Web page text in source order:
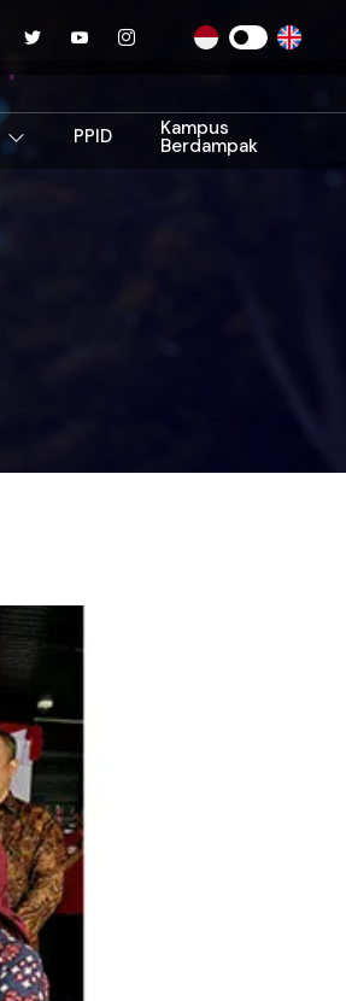
PPID Kampus
Berdampak